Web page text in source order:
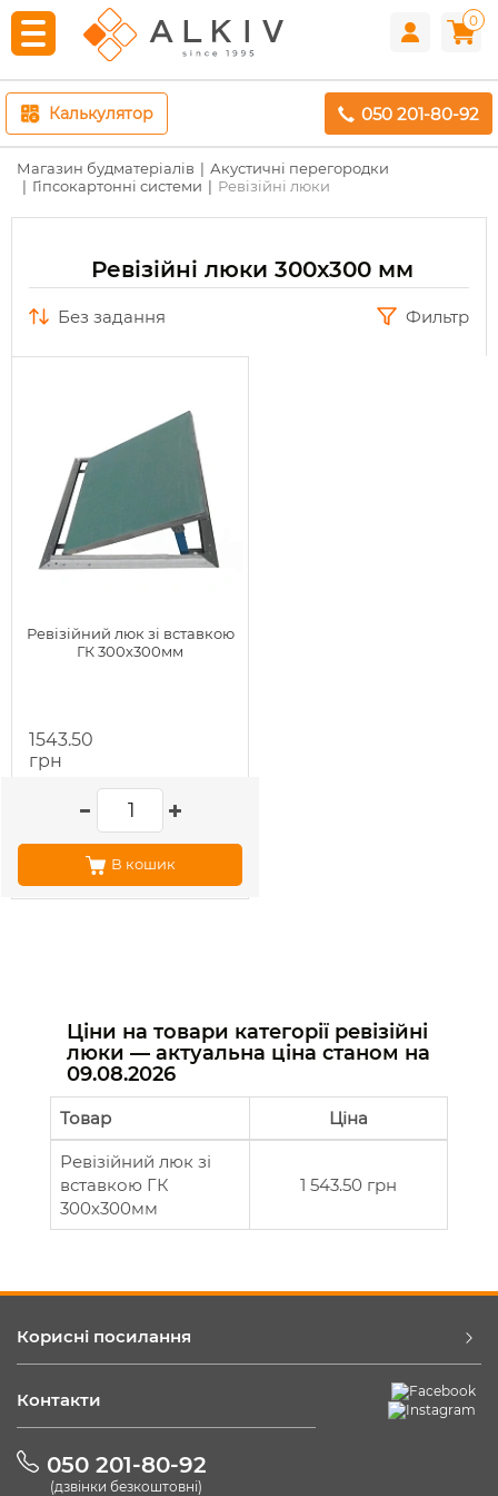
0
Калькулятор 050 201-80-92
Магазин будматеріалів
Акустичні перегородки
Гіпсокартонні системи
Ревізійні люки
Ревізійні люки 300x300 мм
без задання Фильтр
Ревізійний люк зі вставкою
ГК 300х300мм
1543.50
грн
В кошик
Ціни на товари категорії ревізійні
люки — актуальна ціна станом на
09.08.2026
Товар Ціна
Ревізійний люк зі
вставкою ГК
300х300мм
1 543.50 грн
Корисні посилання
Контакти
050 201-80-92
(дзвінки безкоштовні)